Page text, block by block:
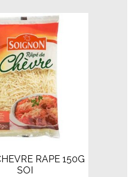
RAPE 150G
SOI